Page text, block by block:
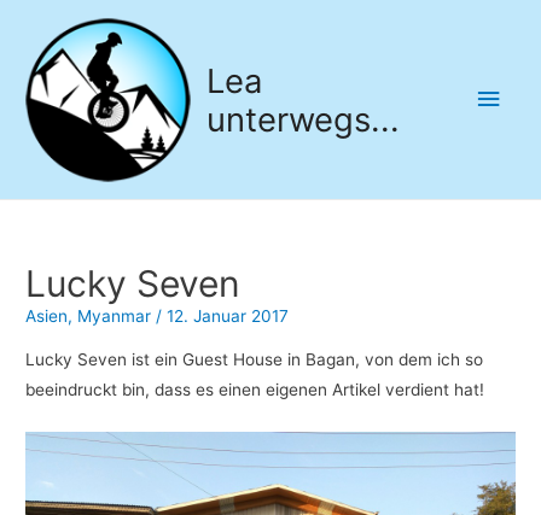
Lea
unterwegs...
Lucky Seven
Asien, Myanmar /12. Januar 2017
​Lucky Seven ist ein Guest House in Bagan, von dem ich so
beeindruckt bin, dass es einen eigenen Artikel verdient hat!